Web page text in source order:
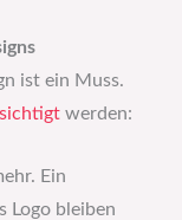
ist ein Muss.
werden:
Ein
Logo bleiben